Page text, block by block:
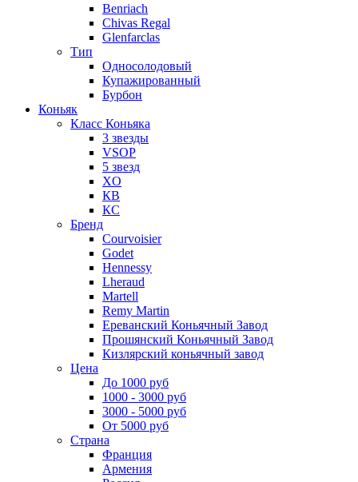
Benriach
Chivas Regal
Glenfarclas
Тип
Односолодовый
Купажированный
Бурбон
Коньяк
Класс Коньяка
3 звезды
VSOP
5 звезд
XO
КВ
КС
Бренд
Courvoisier
Godet
Hennessy
Lheraud
Martell
Remy Martin
Ереванский Коньячный Завод
Прошянский Коньячный Завод
Кизлярский коньячный завод
Цена
До 1000 руб
1000 - 3000 руб
3000 - 5000 руб
От 5000 руб
Страна
Франция
Армения